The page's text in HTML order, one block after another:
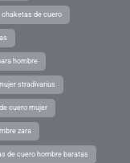
chaketas de cuero
hombre
stradivarius
cuero mujer
zara
de cuero hombre baratas